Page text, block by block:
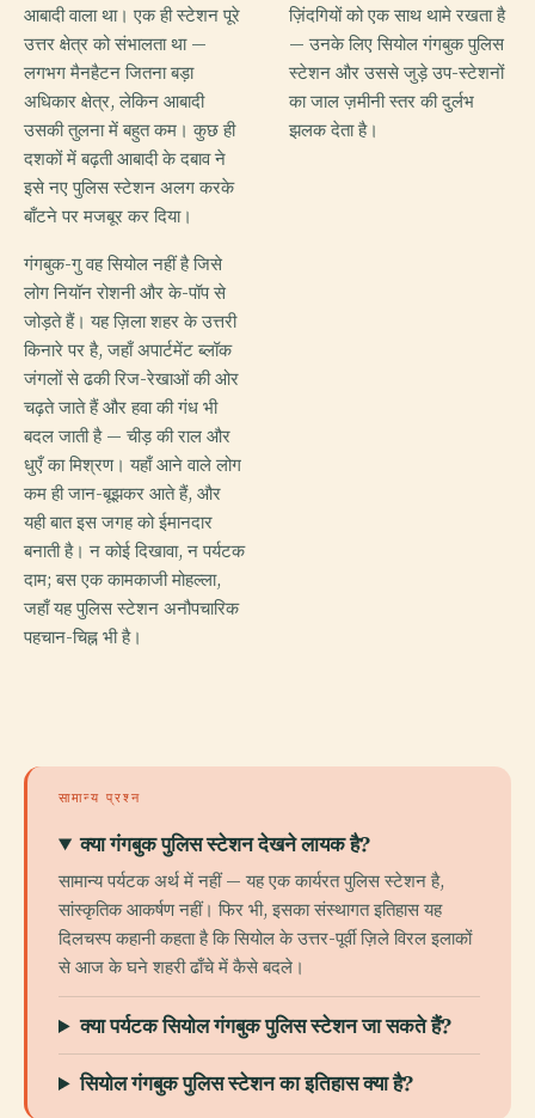
आबादी वाला था। एक ही स्टेशन पूरे
उत्तर क्षेत्र को संभालता था —
लगभग मैनहैटन जितना बड़ा
अधिकार क्षेत्र, लेकिन आबादी
उसकी तुलना में बहुत कम। कुछ ही
दशकों में बढ़ती आबादी के दबाव ने
इसे नए पुलिस स्टेशन अलग करके
बाँटने पर मजबूर कर दिया।
गंगबुक-गु वह सियोल नहीं है जिसे
लोग नियॉन रोशनी और के-पॉप से
जोड़ते हैं। यह ज़िला शहर के उत्तरी
किनारे पर है, जहाँ अपार्टमेंट ब्लॉक
जंगलों से ढकी रिज-रेखाओं की ओर
चढ़ते जाते हैं और हवा की गंध भी
बदल जाती है — चीड़ की राल और
धुएँ का मिश्रण। यहाँ आने वाले लोग
कम ही जान-बूझकर आते हैं, और
यही बात इस जगह को ईमानदार
बनाती है। न कोई दिखावा, न पर्यटक
दाम; बस एक कामकाजी मोहल्ला,
जहाँ यह पुलिस स्टेशन अनौपचारिक
पहचान-चिह्न भी है।
ज़िंदगियों को एक साथ थामे रखता है
— उनके लिए सियोल गंगबुक पुलिस
स्टेशन और उससे जुड़े उप-स्टेशनों
का जाल ज़मीनी स्तर की दुर्लभ
झलक देता है।
सामान्य प्रश्न
क्या गंगबुक पुलिस स्टेशन देखने लायक है?
सामान्य पर्यटक अर्थ में नहीं — यह एक कार्यरत पुलिस स्टेशन है,
सांस्कृतिक आकर्षण नहीं। फिर भी, इसका संस्थागत इतिहास यह
दिलचस्प कहानी कहता है कि सियोल के उत्तर-पूर्वी ज़िले विरल इलाकों
से आज के घने शहरी ढाँचे में कैसे बदले।
क्या पर्यटक सियोल गंगबुक पुलिस स्टेशन जा सकते हैं?
सियोल गंगबुक पुलिस स्टेशन का इतिहास क्या है?